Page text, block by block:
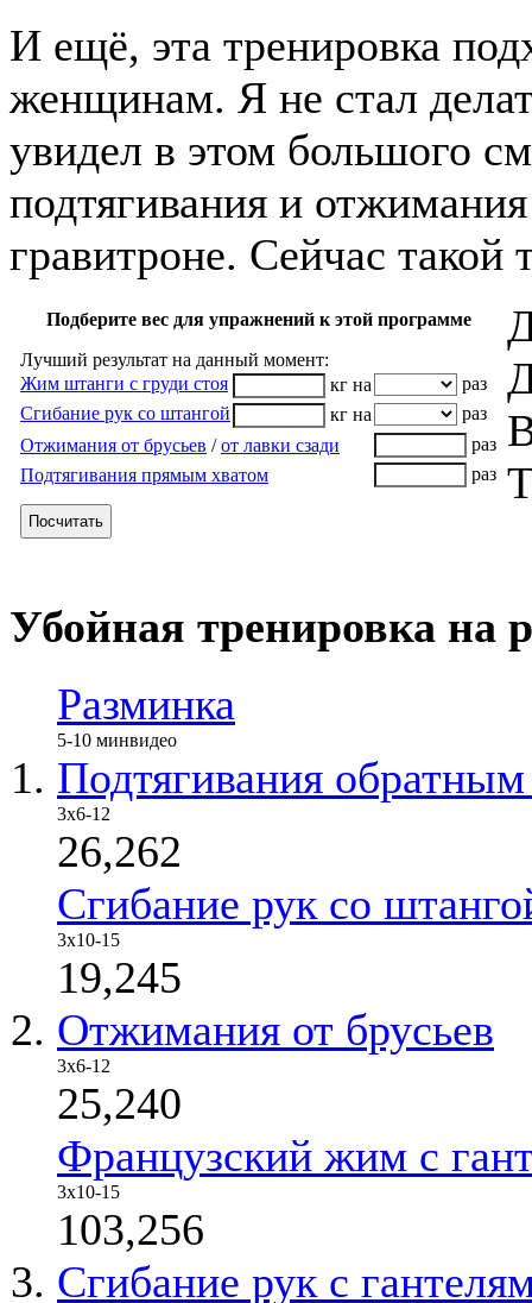
И ещё, эта тренировка
женщинам. Я не стал
увидел в этом большого
подтягивания и
гравитроне. Сейчас такой
Подберите вес для упражнений к этой программе
Лучший результат на данный момент:
Жим штанги с груди стоя
кг на
раз
Сгибание рук со штангой
кг на
раз
Отжимания от брусьев /от лавки сзади
раз
Подтягивания прямым хватом
раз
Посчитать
Убойная тренировка на
Разминка
5-10 минвидео
Подтягивания
3x6-12
26,262
Сгибание рук со
3x10-15
19,245
Отжимания от брусьев
3x6-12
25,240
Французский жим с
3x10-15
103,256
Сгибание рук с